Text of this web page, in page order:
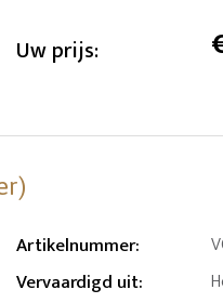
Uw prijs:
Artikelnummer:
Vervaardigd uit: